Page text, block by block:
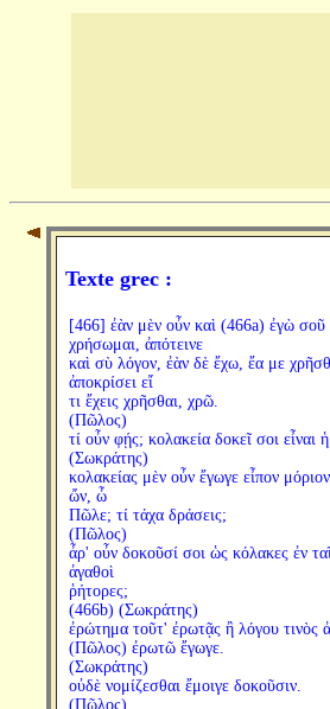
Texte grec :
[466] ἐὰν μὲν οὖν καὶ (466a) ἐγὼ σοῦ
χρήσωμαι, ἀπότεινε
καὶ σὺ λόγον, ἐὰν δὲ ἔχω, ἔα με
ἀποκρίσει εἴ
τι ἔχεις χρῆσθαι, χρῶ.
(Πῶλος)
τί οὖν φῄς; κολακεία δοκεῖ σοι εἶναι
(Σωκράτης)
κολακείας μὲν οὖν ἔγωγε εἶπον
ὤν, ὦ
Πῶλε; τί τάχα δράσεις;
(Πῶλος)
ἆρ' οὖν δοκοῦσί σοι ὡς κόλακες ἐν
ἀγαθοὶ
ῥήτορες;
(466b) (Σωκράτης)
ἐρώτημα τοῦτ' ἐρωτᾷς ἢ λόγου τινὸς
(Πῶλος) ἐρωτῶ ἔγωγε.
(Σωκράτης)
οὐδὲ νομίζεσθαι ἔμοιγε δοκοῦσιν.
(Πῶλος)